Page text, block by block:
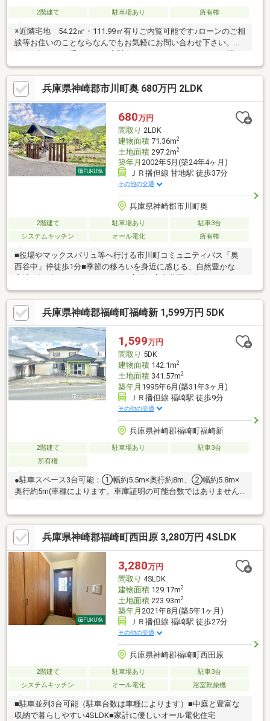
2階建て 駐車場あり 所有権
※近隣宅地 54.22㎡・111.99㎡有りご内覧可能です♪ローンのご相
談等お住いのことならなんでもお気軽にお問い合わせ下さい。お
住まい探しのお手伝いを一生懸命させていただきます！！お問い
合わせはハウスドゥ姫路花田まで(^▽^)/TEL 079-263-8520
兵庫県神崎郡市川町奥 680万円 2LDK
680万円
間取り 2LDK
建物面積71.36m2
土地面積297.2m2
築年月 2002年5月(築24年4ヶ月)
ＪＲ播但線 甘地駅 徒歩37分
その他の交通
兵庫県神崎郡市川町奥
2階建て 駐車場あり
駐車3台
システムキッチン
オール電化 所有権
■役場やマックスバリュ等へ行ける市川町コミュニティバス「奥
西谷中」停徒歩1分■季節の移ろいを身近に感じる、自然豊かな住
ゆったりくつろげるLDKは約19帖の広さ■南向き窓のあるキッチン
で明るい陽ざしの下、料理をお楽しみいただけます■2階居室は各
9帖以上■吹抜があり開放感のある玄関・リビング■ウッドデッキ
は日差しや風を感じられるくつろぎ空間※上記建物の築年月は家
屋課税台帳に基づいて記載しております。【お買い物は】 マッ
クスバリュ 約3.7ｋｍ、ローソン約3.5ｋｍ、ゴダイドラッグ
約3.7ｋｍ
兵庫県神崎郡福崎町福崎新 1,599万円 5DK
1,599万円
間取り 5DK
建物面積142.1m2
土地面積341.57m2
築年月 1995年6月(築31年3ヶ月)
ＪＲ播但線 福崎駅 徒歩9分
その他の交通
兵庫県神崎郡福崎町福崎新
2階建て 駐車場あり
駐車3台
所有権
●駐車スペース3台可能：①幅約5.5m×奥行約8m、②幅約5.8m×
奥行約5m(車種によります。車庫証明の可能台数ではありません)
●別棟、未登記物入あり(約7.8㎡):以前は店舗として使用しており
ましたが、現在は倉庫として使用しております。種類変更登記は
未了です。●福崎小学校まで約270m(徒歩約4分)●フレッシュバザ
ール福崎店まで約940m(徒歩約12分)
兵庫県神崎郡福崎町西田原 3,280万円 4SLDK
3,280万円
間取り 4SLDK
建物面積129.17m2
土地面積223.93m2
築年月 2021年8月(築5年1ヶ月)
ＪＲ播但線 福崎駅 徒歩27分
その他の交通
兵庫県神崎郡福崎町西田原
2階建て 駐車場あり
駐車3台
システムキッチン
オール電化 浴室乾燥機
■駐車並列3台可能（駐車台数は車種によります）■中庭と豊富な
収納で暮らしやすい4SLDK■家計に優しいオール電化住宅